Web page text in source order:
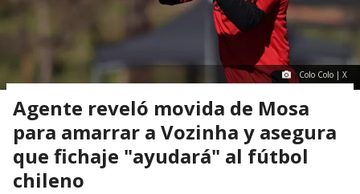
Colo Colo | X
Agente reveló movida de Mosa
para amarrar a Vozinha y asegura
que fichaje "ayudará" al fútbol
chileno